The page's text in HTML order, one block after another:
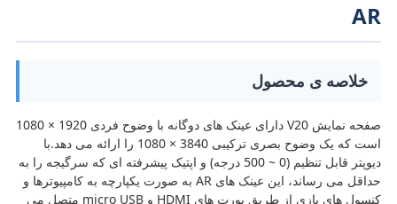
AR
خلاصه ی محصول
صفحه نمایش V20 دارای عینک های دوگانه با وضوح فردی 1920 × 1080
است که یک وضوح بصری ترکیبی 3840 × 1080 را ارائه می دهد.با
دیوپتر قابل تنظیم (0 ~ 500 درجه) و اپتیک پیشرفته ای که سرگیجه را به
حداقل می رساند، این عینک های AR به صورت یکپارچه به کامپیوترها و
کنسول های بازی از طریق پورت های HDMI و micro USB متصل می